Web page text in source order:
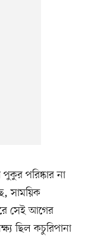
পরিষ্কার না
সাময়িক
সেই আগের
ছিল কচুরিপানা